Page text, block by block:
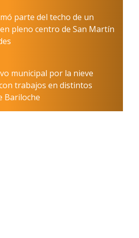
parte del techo de un
pleno centro de San Martín
municipal por la nieve
trabajos en distintos
Bariloche